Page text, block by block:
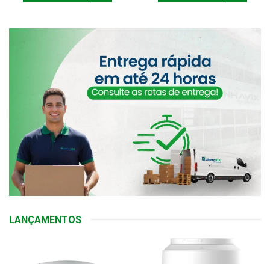
LANÇAMENTOS